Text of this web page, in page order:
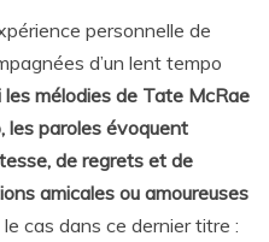
personnelle de
d’un lent tempo
les mélodies de Tate McRae
les paroles évoquent
de regrets et de
amicales ou amoureuses
le cas dans ce dernier titre :